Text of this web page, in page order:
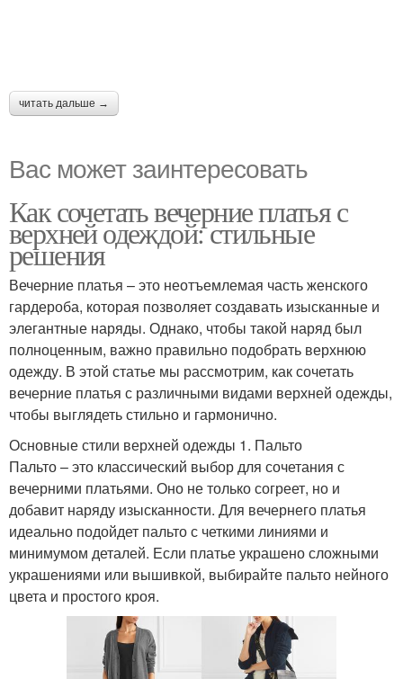
читать дальше →
Вас может заинтересовать
Как сочетать вечерние платья с
верхней одеждой: стильные
решения
Вечерние платья – это неотъемлемая часть женского
гардероба, которая позволяет создавать изысканные и
элегантные наряды. Однако, чтобы такой наряд был
полноценным, важно правильно подобрать верхнюю
одежду. В этой статье мы рассмотрим, как сочетать
вечерние платья с различными видами верхней одежды,
чтобы выглядеть стильно и гармонично.
Основные стили верхней одежды 1. Пальто
Пальто – это классический выбор для сочетания с
вечерними платьями. Оно не только согреет, но и
добавит наряду изысканности. Для вечернего платья
идеально подойдет пальто с четкими линиями и
минимумом деталей. Если платье украшено сложными
украшениями или вышивкой, выбирайте пальто нейного
цвета и простого кроя.